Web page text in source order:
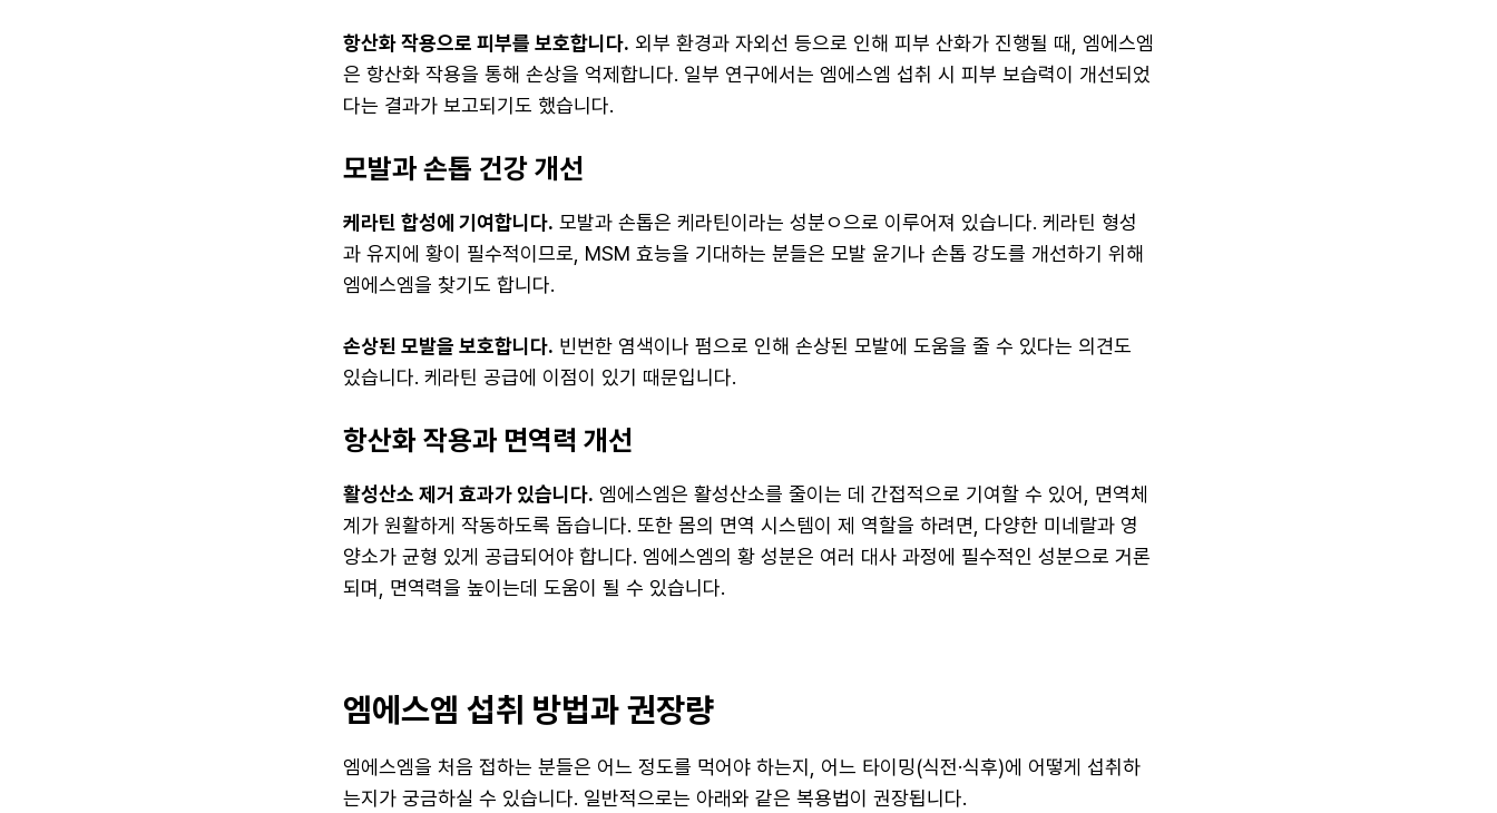
항산화 작용으로 피부를 보호합니다. 외부 환경과 자외선 등으로 인해 피부 산화가 진행될 때, 엠에스엠
은 항산화 작용을 통해 손상을 억제합니다. 일부 연구에서는 엠에스엠 섭취 시 피부 보습력이 개선되었
다는 결과가 보고되기도 했습니다.
모발과 손톱 건강 개선
케라틴 합성에 기여합니다. 모발과 손톱은 케라틴이라는 성분ㅇ으로 이루어져 있습니다. 케라틴 형성
과 유지에 황이 필수적이므로, MSM 효능을 기대하는 분들은 모발 윤기나 손톱 강도를 개선하기 위해
엠에스엠을 찾기도 합니다.
손상된 모발을 보호합니다. 빈번한 염색이나 펌으로 인해 손상된 모발에 도움을 줄 수 있다는 의견도
있습니다. 케라틴 공급에 이점이 있기 때문입니다.
항산화 작용과 면역력 개선
활성산소 제거 효과가 있습니다. 엠에스엠은 활성산소를 줄이는 데 간접적으로 기여할 수 있어, 면역체
계가 원활하게 작동하도록 돕습니다. 또한 몸의 면역 시스템이 제 역할을 하려면, 다양한 미네랄과 영
양소가 균형 있게 공급되어야 합니다. 엠에스엠의 황 성분은 여러 대사 과정에 필수적인 성분으로 거론
되며, 면역력을 높이는데 도움이 될 수 있습니다.
엠에스엠 섭취 방법과 권장량
엠에스엠을 처음 접하는 분들은 어느 정도를 먹어야 하는지, 어느 타이밍(식전·식후)에 어떻게 섭취하
는지가 궁금하실 수 있습니다. 일반적으로는 아래와 같은 복용법이 권장됩니다.